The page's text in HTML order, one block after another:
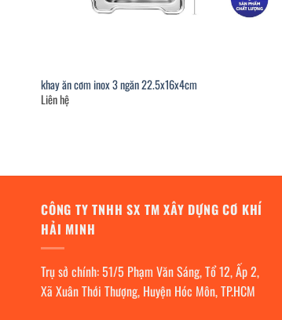
khay ăn cơm inox 3 ngăn 22.5x16x4cm
Liên hệ
CÔNG TY TNHH SX TM XÂY DỰNG CƠ KHÍ
HẢI MINH
Trụ sở chính: 51/5 Phạm Văn Sáng, Tổ 12, Ấp 2,
Xã Xuân Thới Thượng, Huyện Hóc Môn, TP.HCM